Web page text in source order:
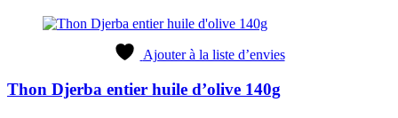
Ajouter à la liste d’envies
Thon Djerba entier huile d’olive 140g